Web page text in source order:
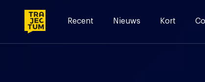
Recent Nieuws Kort